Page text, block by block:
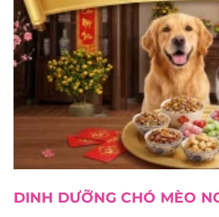
DINH DƯỠNG CHÓ MÈO